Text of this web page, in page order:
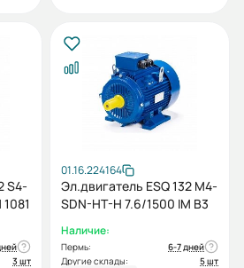
S4-
7.6/1500 IM 1081
3 шт
01.16.224164
Эл.двигатель ESQ 132 M4-
SDN-HT-H 7.6/1500 IM B3
Наличие:
Пермь:
6-7 дней
Другие склады:
5 шт